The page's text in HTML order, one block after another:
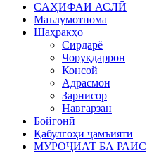
CАҲИФАИ АСЛӢ
Маълумотнома
Шаҳракҳо
Сирдарё
Чоруқдаррон
Консой
Адрасмон
Зарнисор
Навгарзан
Бойгонӣ
Қабулгоҳи ҷамъиятӣ
МУРОҶИАТ БА РАИС